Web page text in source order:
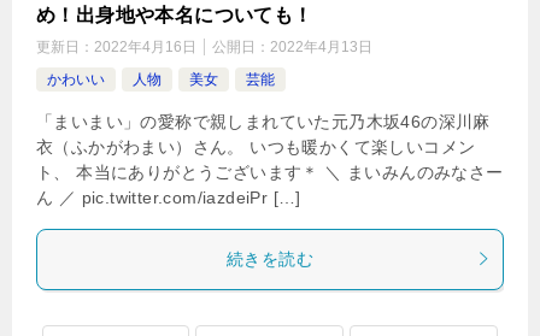
め！出身地や本名についても！
更新日： 2022年4月16日 公開日： 2022年4月13日
かわいい
人物 美女 芸能
「まいまい」の愛称で親しまれていた元乃木坂46の深川麻
衣（ふかがわまい）さん。 いつも暖かくて楽しいコメン
ト、 本当にありがとうございます＊ ＼ まいみんのみなさー
ん ／ pic.twitter.com/iazdeiPr […]
続きを読む